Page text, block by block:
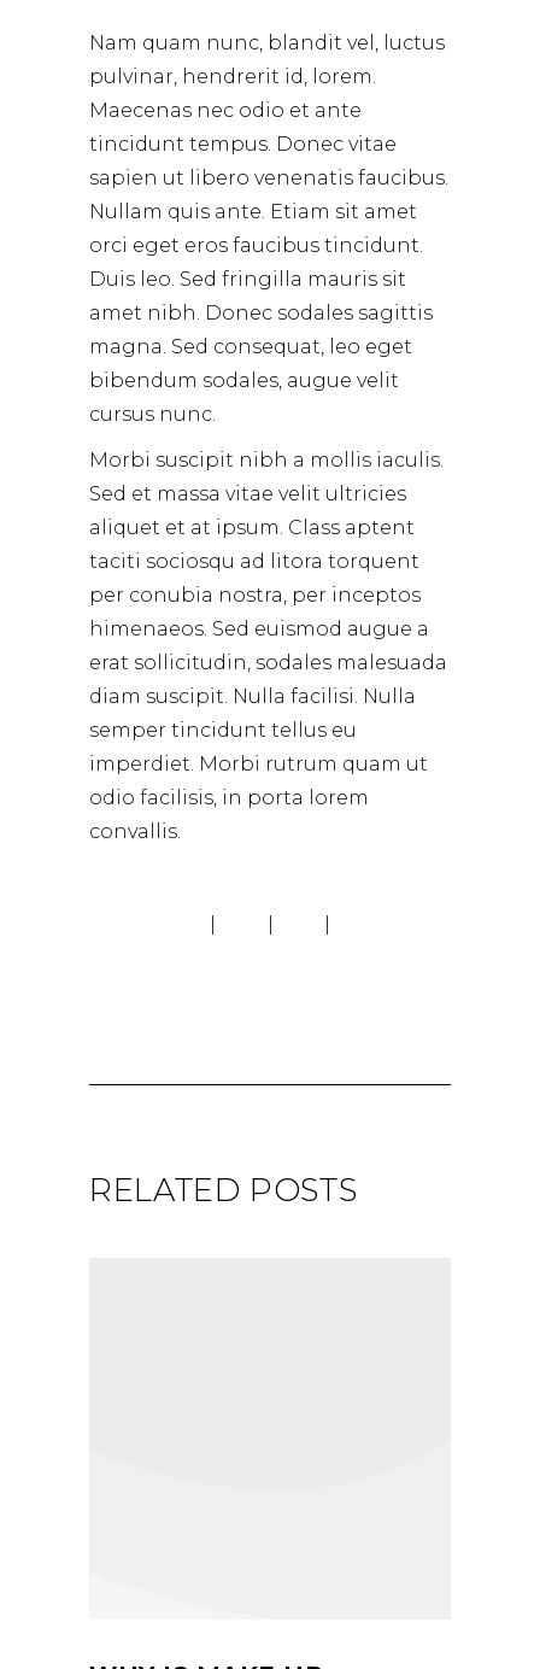
Nam quam nunc, blandit vel, luctus
pulvinar, hendrerit id, lorem.
Maecenas nec odio et ante
tincidunt tempus. Donec vitae
sapien ut libero venenatis faucibus.
Nullam quis ante. Etiam sit amet
orci eget eros faucibus tincidunt.
Duis leo. Sed fringilla mauris sit
amet nibh. Donec sodales sagittis
magna. Sed consequat, leo eget
bibendum sodales, augue velit
cursus nunc.
Morbi suscipit nibh a mollis iaculis.
Sed et massa vitae velit ultricies
aliquet et at ipsum. Class aptent
taciti sociosqu ad litora torquent
per conubia nostra, per inceptos
himenaeos. Sed euismod augue a
erat sollicitudin, sodales malesuada
diam suscipit. Nulla facilisi. Nulla
semper tincidunt tellus eu
imperdiet. Morbi rutrum quam ut
odio facilisis, in porta lorem
convallis.
RELATED POSTS